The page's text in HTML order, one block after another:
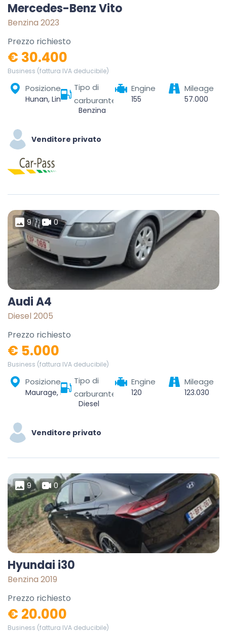
Mercedes-Benz Vito
Benzina 2023
Prezzo richiesto
€ 30.400
Business (fattura IVA deducibile)
Posizione
Hunan, Linchuan District, Fuzhou City, Jiangxi, China
Tipo di
carburante
Benzina
Engine
155
Mileage
57.000
Venditore privato
9 0
Audi A4
Diesel 2005
Prezzo richiesto
€ 5.000
Business (fattura IVA deducibile)
Posizione
Maurage, La Louvière, Hainaut, Wallonie, 7100, Belgique
Tipo di
carburante
Diesel
Engine
120
Mileage
123.030
Venditore privato
9 0
Hyundai i30
Benzina 2019
Prezzo richiesto
€ 20.000
Business (fattura IVA deducibile)